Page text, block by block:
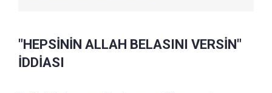
"HEPSİNİN ALLAH BELASINI VERSİN"
İDDİASI